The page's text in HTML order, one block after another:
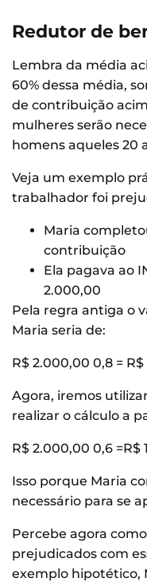
Redutor de
Lembra da média
60% dessa média,
de contribuição
mulheres serão
homens aqueles 20
Veja um exemplo
trabalhador foi
Maria
contribuição
Ela pagava ao
2.000,00
Pela regra antiga o
Maria seria de:
R$ 2.000,00 0,8 = R$
Agora, iremos
realizar o cálculo a
R$ 2.000,00 0,6 =R$
Isso porque Maria
necessário para se
Percebe agora
prejudicados com
exemplo hipotético,